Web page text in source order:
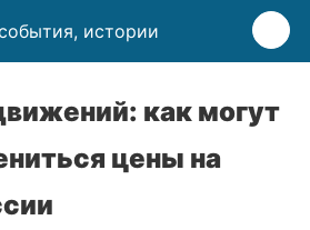
истории
как могут
цены на